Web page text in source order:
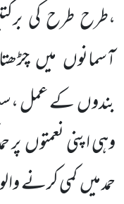
،طرح طرح کی
آسمانوں میں
بندوں کے عمل
وہی اپنی نعمتوں
حمد میں کمی کرنے